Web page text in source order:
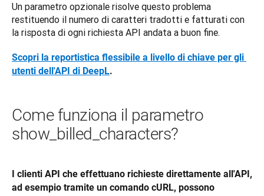
Un parametro opzionale risolve questo problema
restituendo il numero di caratteri tradotti e fatturati con
la risposta di ogni richiesta API andata a buon fine.
Scopri la reportistica flessibile a livello di chiave per gli
utenti dell'API di DeepL.
Come funziona il parametro
show_billed_characters?
I clienti API che effettuano richieste direttamente all'API,
ad esempio tramite un comando cURL, possono